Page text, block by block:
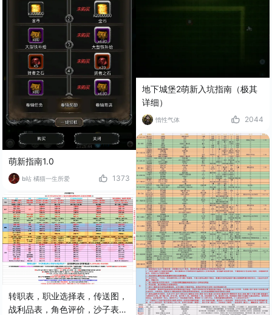
萌新指南1.0
b站 橘猫一生所爱 1373
转职表，职业选择表，传送图，
战利品表，角色评价，沙子表，
地下城堡2萌新入坑指南（极其
详细）
惰性气体 2044